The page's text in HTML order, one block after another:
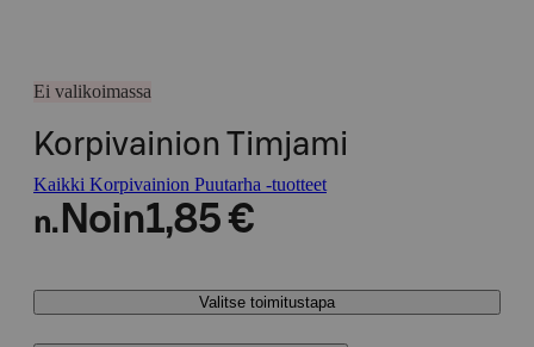
Ei valikoimassa
Korpivainion Timjami
Kaikki Korpivainion Puutarha -tuotteet
n. Noin1,85 €
Valitse toimitustapa